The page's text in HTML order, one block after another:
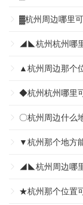
▓杭州周边哪里
◢◣杭州杭州哪
▲杭州周边那个
◆杭州杭州哪里
〇杭州周边什么
▼杭州那个地方
◢◣杭州周边哪
★杭州那个位置